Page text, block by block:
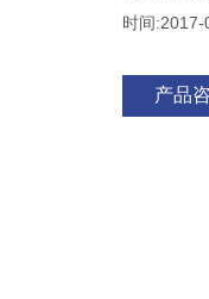
时间:2017-
产品